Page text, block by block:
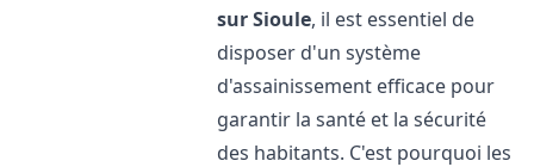
sur Sioule, il est essentiel de
disposer d'un système
d'assainissement efficace pour
garantir la santé et la sécurité
des habitants. C'est pourquoi les